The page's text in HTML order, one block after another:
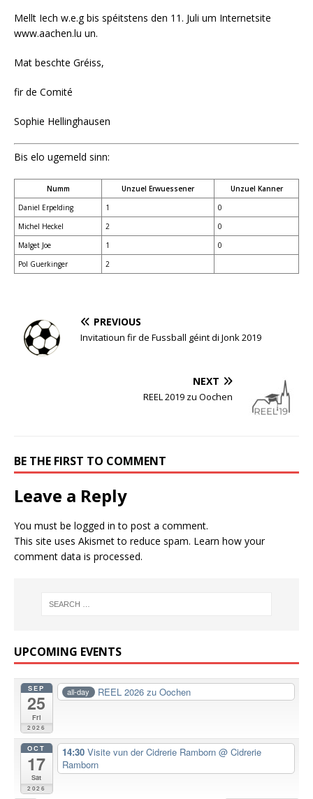
Mellt Iech w.e.g bis spéitstens den 11. Juli um Internetsite
www.aachen.lu un.
Mat beschte Gréiss,
fir de Comité
Sophie Hellinghausen
Bis elo ugemeld sinn:
Numm Unzuel Erwuessener
Unzuel Kanner
Daniel Erpelding
1
0
Michel Heckel
2
0
Malget Joe
1
0
Pol Guerkinger
2
PREVIOUS
Invitatioun fir de Fussball géint di Jonk 2019
NEXT
REEL 2019 zu Oochen
BE THE FIRST TO COMMENT
Leave a Reply
You must be logged in to post a comment.
This site uses Akismet to reduce spam. Learn how your
comment data is processed.
UPCOMING EVENTS
SEP
25
Fri
2026
all-day REEL 2026 zu Oochen
OCT
17
Sat
2026
14:30 Visite vun der Cidrerie Ramborn @ Cidrerie
Ramborn